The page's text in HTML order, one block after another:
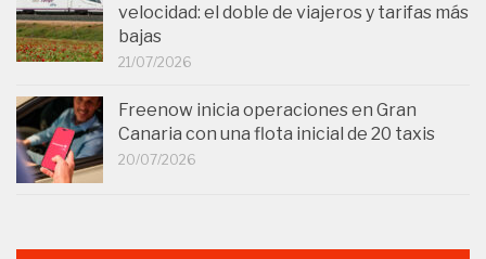
velocidad: el doble de viajeros y tarifas más
bajas
21/07/2026
Freenow inicia operaciones en Gran
Canaria con una flota inicial de 20 taxis
20/07/2026